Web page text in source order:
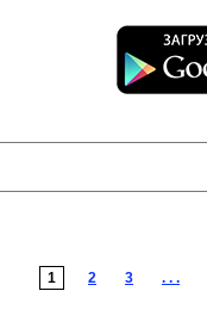
1 2 3 . . .